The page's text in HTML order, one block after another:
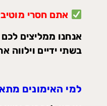
אתם חסרי
אנחנו ממליצים
בשתי ידיים וילווה
למי האימונים